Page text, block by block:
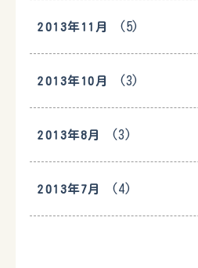
2013年11月 (5)
2013年10月 (3)
2013年8月 (3)
2013年7月 (4)